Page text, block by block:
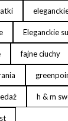
Eleganckie
fajne ciuchy
h & m